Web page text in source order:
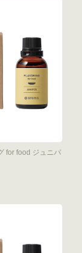
for food ジュニパ